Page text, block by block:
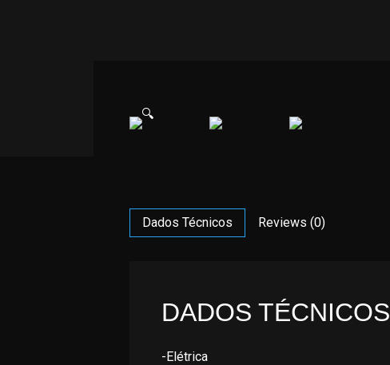
🔍
Dados Técnicos Reviews (0)
DADOS TÉCNICOS
-Elétrica